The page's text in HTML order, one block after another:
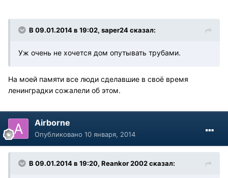
В 09.01.2014 в 19:02, saper24 сказал:
Уж очень не хочется дом опутывать трубами.
На моей памяти все люди сделавшие в своё время
ленинградки сожалели об этом.
Airborne
Опубликовано 10 января, 2014
В 09.01.2014 в 19:20, Reankor 2002 сказал: